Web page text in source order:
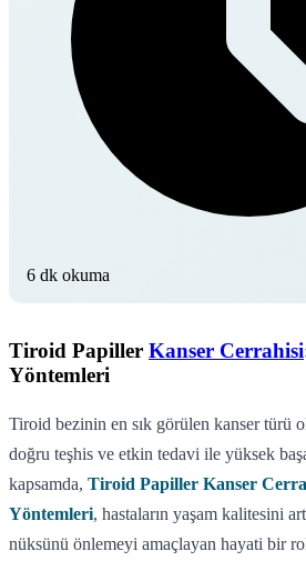
6 dk okuma
Tiroid Papiller Kanser Cerrahisi
Yöntemleri
Tiroid bezinin en sık görülen kanser türü
doğru teşhis ve etkin tedavi ile yüksek
kapsamda, Tiroid Papiller Kanser
Yöntemleri, hastaların yaşam kalitesini
nüksünü önlemeyi amaçlayan hayati bir